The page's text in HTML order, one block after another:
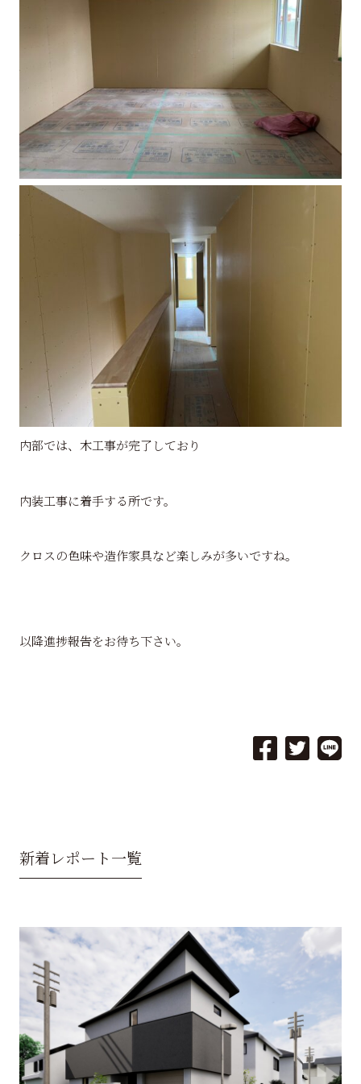
内部では、木工事が完了しており
内装工事に着手する所です。
クロスの色味や造作家具など楽しみが多いですね。
以降進捗報告をお待ち下さい。
新着レポート一覧